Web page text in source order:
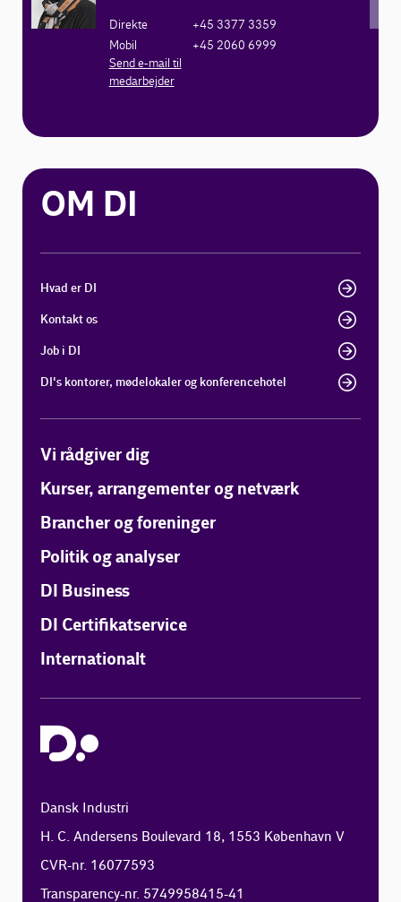
Direkte
+45 3377 3359
Mobil
+45 2060 6999
Send e-mail til
medarbejder
OM DI
Hvad er DI
Kontakt os
Job i DI
DI's kontorer, mødelokaler og konferencehotel
Vi rådgiver dig
Kurser, arrangementer og netværk
Brancher og foreninger
Politik og analyser
DI Business
DI Certifikatservice
Internationalt
Dansk Industri
H. C. Andersens Boulevard 18, 1553 København V
CVR-nr. 16077593
Transparency-nr. 5749958415-41